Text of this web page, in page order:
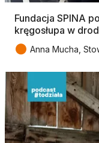
Fundacja SPINA
kręgosłupa w
● Anna Mucha,